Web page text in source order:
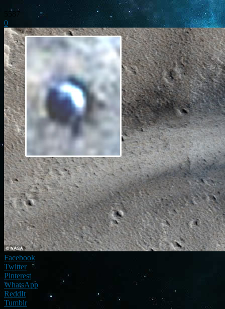
5587
0
Facebook
Twitter
Pinterest
WhatsApp
ReddIt
Tumblr